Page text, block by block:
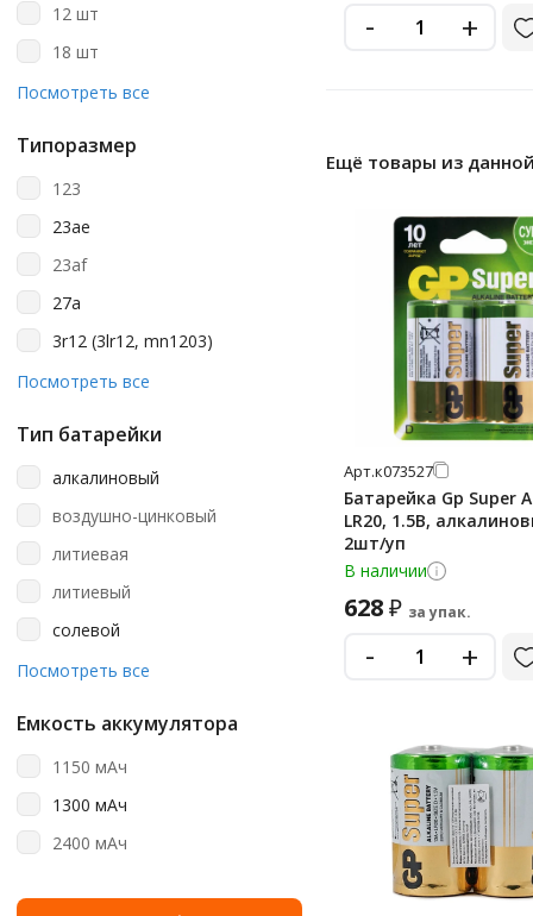
Smart Buy
Smartbuy
Sonnen
Varta
12 шт
18 шт
2 шт
60 шт
8 шт
Посмотреть все
Типоразмер
123
23ae
23af
27a
3r12 (3lr12, mn1203)
a23
aa/aaa
cr123a
cr1616
cr2
cr2016
cr2025
Посмотреть все
Тип батарейки
алкалиновый
воздушно-цинковый
литиевая
литиевый
солевой
щелочная
Посмотреть все
Емкость аккумулятора
1150 мАч
1300 мАч
2400 мАч
- +
Ещё товары из
Арт.к073527
Батарейка Gp Super
LR20, 1.5В,
2шт/уп
В наличии
628₽ за упак.
- +